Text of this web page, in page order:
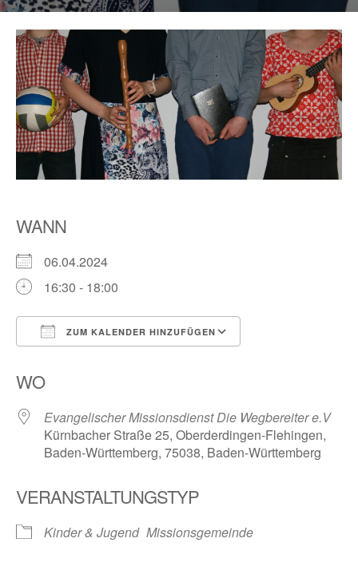
WANN
06.04.2024
16:30 - 18:00
ZUM KALENDER HINZUFÜGEN
WO
Evangelischer Missionsdienst Die Wegbereiter e.V
Kürnbacher Straße 25, Oberderdingen-Flehingen,
Baden-Württemberg, 75038, Baden-Württemberg
VERANSTALTUNGSTYP
Kinder & Jugend Missionsgemeinde